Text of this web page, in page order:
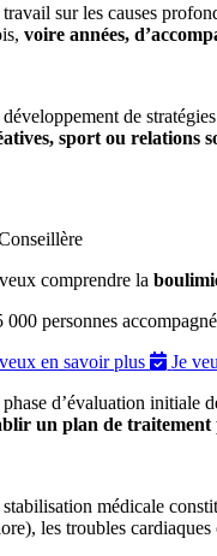
sur les causes
voire années,
de
sport ou relations
comprendre la
000 personnes
en savoir plus
Je
d’évaluation initiale
un plan de traitement
médicale
les troubles